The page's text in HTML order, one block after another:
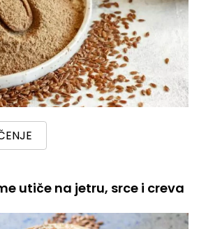
utiče na jetru, srce i creva